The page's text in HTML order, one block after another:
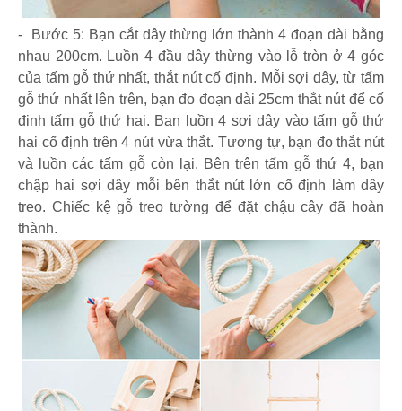
- Bước 5: Bạn cắt dây thừng lớn thành 4 đoạn dài bằng
nhau 200cm. Luồn 4 đầu dây thừng vào lỗ tròn ở 4 góc
của tấm gỗ thứ nhất, thắt nút cố định. Mỗi sợi dây, từ tấm
gỗ thứ nhất lên trên, bạn đo đoạn dài 25cm thắt nút để cố
định tấm gỗ thứ hai. Bạn luồn 4 sợi dây vào tấm gỗ thứ
hai cố định trên 4 nút vừa thắt. Tương tự, bạn đo thắt nút
và luồn các tấm gỗ còn lại. Bên trên tấm gỗ thứ 4, bạn
chập hai sợi dây mỗi bên thắt nút lớn cố định làm dây
treo. Chiếc kệ gỗ treo tường để đặt chậu cây đã hoàn
thành.